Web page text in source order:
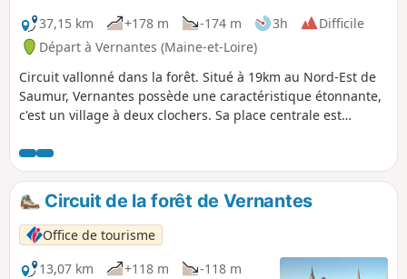
37,15 km
+178 m -174 m 3h
Difficile
Départ à Vernantes (Maine-et-Loire)
Circuit vallonné dans la forêt. Situé à 19km au Nord-Est de
Saumur, Vernantes possède une caractéristique étonnante,
c'est un village à deux clochers. Sa place centrale est
mairie et par celui de l'église paroissiale construite au
XIXème siècle. La commune se distingue également par son
environnement très boisé. Attention : Bien respecter le sens
de circulation, le parcours est partagé avec des
randonneurs équestres.
Circuit de la forêt de Vernantes
Office de tourisme
13,07 km
+118 m
-118 m